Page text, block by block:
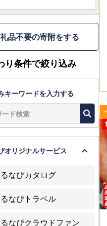
品不要の寄附をする
り条件で絞り込み
キーワードを入力する
オリジナルサービス
なびカタログ
なびトラベル
なびクラウドファン